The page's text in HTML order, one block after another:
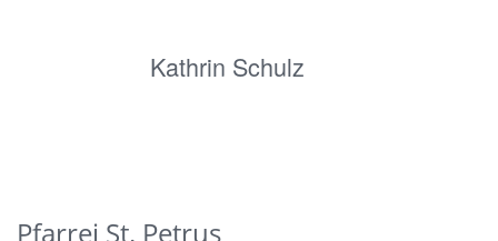
Kathrin Schulz
Pfarrei St. Petrus